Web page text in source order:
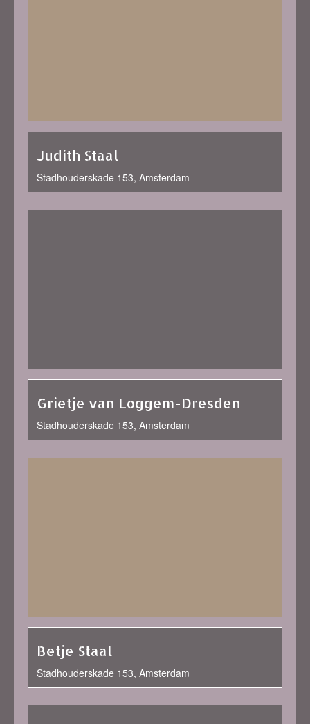
Judith Staal
Stadhouderskade 153, Amsterdam
Grietje van Loggem-Dresden
Stadhouderskade 153, Amsterdam
Betje Staal
Stadhouderskade 153, Amsterdam